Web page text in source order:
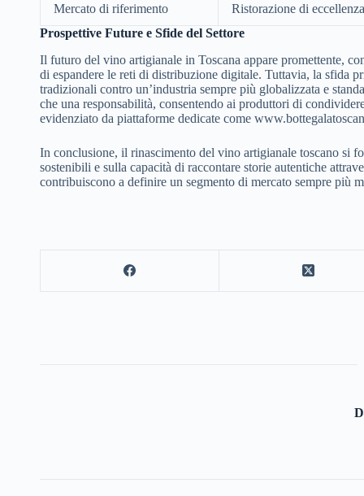
Mercato di riferimento
Ristorazione di
Prospettive Future e Sfide del Settore
Il futuro del vino artigianale in Toscana appare promettente,
di espandere le reti di distribuzione digitale. Tuttavia, la sfida
tradizionali contro un’industria sempre più globalizzata e
che una responsabilità, consentendo ai produttori di
evidenziato da piattaforme dedicate come
In conclusione, il rinascimento del vino artigianale toscano si
sostenibili e sulla capacità di raccontare storie autentiche
contribuiscono a definire un segmento di mercato sempre più